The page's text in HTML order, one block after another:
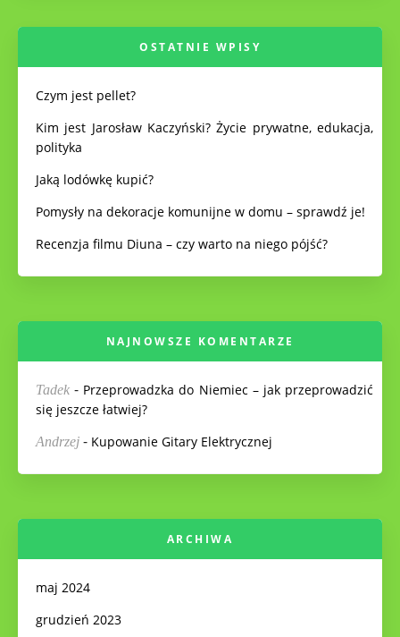
OSTATNIE WPISY
Czym jest pellet?
Kim jest Jarosław Kaczyński? Życie prywatne, edukacja,
polityka
Jaką lodówkę kupić?
Pomysły na dekoracje komunijne w domu – sprawdź je!
Recenzja filmu Diuna – czy warto na niego pójść?
NAJNOWSZE KOMENTARZE
Tadek - Przeprowadzka do Niemiec – jak przeprowadzić
się jeszcze łatwiej?
Andrzej - Kupowanie Gitary Elektrycznej
ARCHIWA
maj 2024
grudzień 2023